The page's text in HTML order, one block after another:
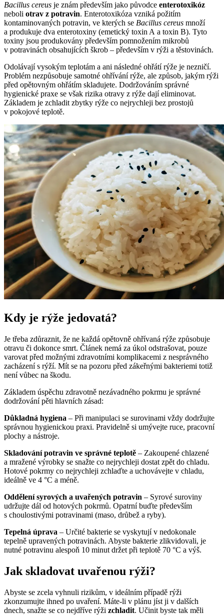
Bacillus cereus je znám především jako původce enterotoxikóz
neboli otrav z potravin. Enterotoxikóza vzniká požitím
kontaminovaných potravin, ve kterých se Bacillus cereus množí
a produkuje dva enterotoxiny (emetický toxin A a toxin B). Tyto
toxiny jsou produkovány především pomnožením mikrobů
v potravinách obsahujících škrob – především v rýži a těstovinách.
Odolávají vysokým teplotám a ani následné ohřátí rýže je nezničí.
Problém nezpůsobuje samotné ohřívání rýže, ale způsob, jakým rýži
před opětovným ohřátím skladujete. Dodržováním správné
hygienické praxe se však rizika otravy z rýže dají eliminovat.
Základem je zchladit zbytky rýže co nejrychleji bez prostojů
v pokojové teplotě.
Kdy je rýže jedovatá?
Je třeba zdůraznit, že ne každá opětovně ohřívaná rýže způsobuje
otravu či dokonce smrt. Článek nemá za úkol odstrašovat, pouze
varovat před možnými zdravotními komplikacemi z nesprávného
zacházení s rýží. Mít se na pozoru před zákeřnými bakteriemi totiž
není vůbec na škodu.
Základem úspěchu zdravotně nezávadného pokrmu je správné
dodržování pěti hlavních zásad:
Důkladná hygiena – Při manipulaci se surovinami vždy dodržujte
správnou hygienickou praxi. Pravidelně si umývejte ruce, pracovní
plochy a nástroje.
Skladování potravin ve správné teplotě – Zakoupené chlazené
a mražené výrobky se snažte co nejrychleji dostat zpět do chladu.
Hotové pokrmy co nejrychleji zchlaďte a uchovávejte v chladu,
ideálně ve 4 °C a méně.
Oddělení syrových a uvařených potravin – Syrové suroviny
udržujte dál od hotových pokrmů. Opatrní buďte především
s choulostivými potravinami (maso, drůbež a ryby).
Tepelná úprava – Určité bakterie se vyskytují v nedokonale
tepelně upravených potravinách. Abyste bakterie zlikvidovali, je
nutné potravinu alespoň 10 minut držet při teplotě 70 °C a výš.
Jak skladovat uvařenou rýži?
Abyste se zcela vyhnuli rizikům, v ideálním případě rýži
zkonzumujte ihned po uvaření. Máte-li v plánu jíst ji v dalších
dnech, snažte se co nejdříve rýži zchladit. Učinit byste tak měli